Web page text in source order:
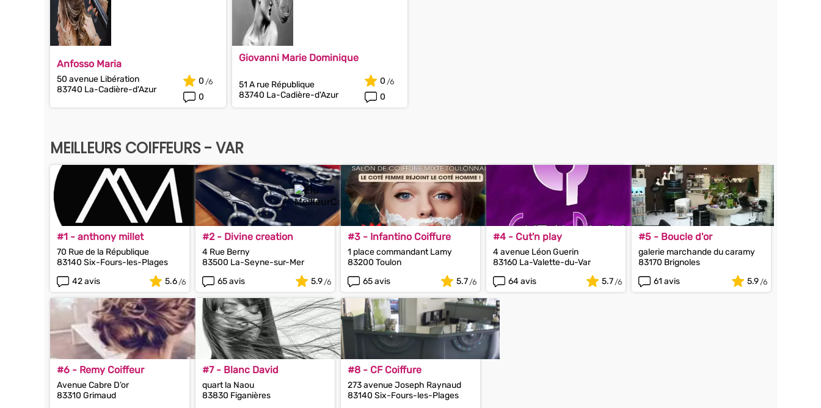
Anfosso Maria
50 avenue Libération
83740 La-Cadière-d'Azur
0
0
Giovanni Marie Dominique
51 A rue République
83740 La-Cadière-d'Azur
0
0
MEILLEURS COIFFEURS - VAR
#1 - anthony millet
70 Rue de la République
83140 Six-Fours-les-Plages
42 avis
5.6
#2 - Divine creation
4 Rue Berny
83500 La-Seyne-sur-Mer
65 avis
5.9
#3 - Infantino Coiffure
1 place commandant Lamy
83200 Toulon
65 avis
5.7
#4 - Cut'n play
4 avenue Léon Guerin
83160 La-Valette-du-Var
64 avis
5.7
#5 - Boucle d'or
galerie marchande du caramy
83170 Brignoles
61 avis
5.9
#6 - Remy Coiffeur
Avenue Cabre D’or
83310 Grimaud
#7 - Blanc David
quart la Naou
83830 Figanières
#8 - CF Coiffure
273 avenue Joseph Raynaud
83140 Six-Fours-les-Plages